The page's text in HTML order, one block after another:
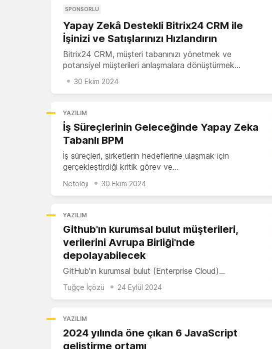
SPONSORLU
Yapay Zekâ Destekli Bitrix24 CRM ile
İşinizi ve Satışlarınızı Hızlandırın
Bitrix24 CRM, müşteri tabanınızı yönetmek ve
potansiyel müşterileri anlaşmalara dönüştürmek…
30 Ekim 2024
YAZILIM
İş Süreçlerinin Geleceğinde Yapay Zeka
Tabanlı BPM
İş süreçleri, şirketlerin hedeflerine ulaşmak için
gerçekleştirdiği kritik görev ve…
Netoloji 30 Ekim 2024
YAZILIM
Github'ın kurumsal bulut müşterileri,
verilerini Avrupa Birliği'nde
depolayabilecek
GitHub'ın kurumsal bulut (Enterprise Cloud)…
Tuğçe İçözü 24 Eylül 2024
YAZILIM
2024 yılında öne çıkan 6 JavaScript
geliştirme ortamı